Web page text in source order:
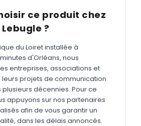
ce produit chez
?
du Loiret installée à
d'Orléans, nous
entreprises, associations et
projets de communication
décennies. Pour ce
appuyons sur nos partenaires
afin de vous garantir un
dans les délais annoncés.